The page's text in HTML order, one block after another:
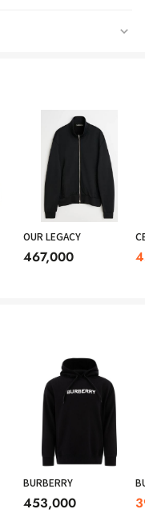
OUR LEGACY
467,000
BURBERRY
453,000